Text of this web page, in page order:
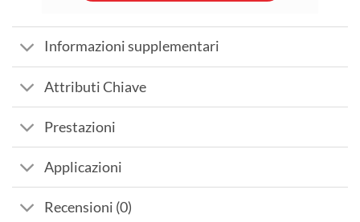
Informazioni supplementari
Attributi Chiave
Prestazioni
Applicazioni
Recensioni (0)